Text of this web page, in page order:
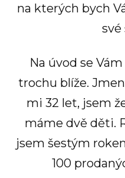
na kterých bych
své
Na úvod se
trochu blíže.
mi 32 let, jsem
máme dvě děti.
jsem šestým
100